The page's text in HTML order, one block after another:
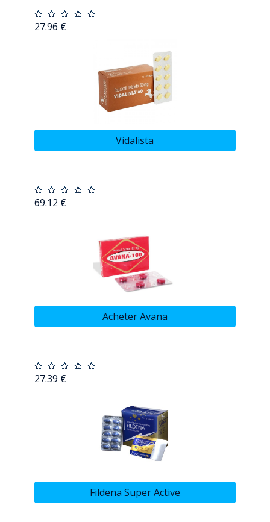
27.96 €
Vidalista
69.12 €
Acheter Avana
27.39 €
Fildena Super Active